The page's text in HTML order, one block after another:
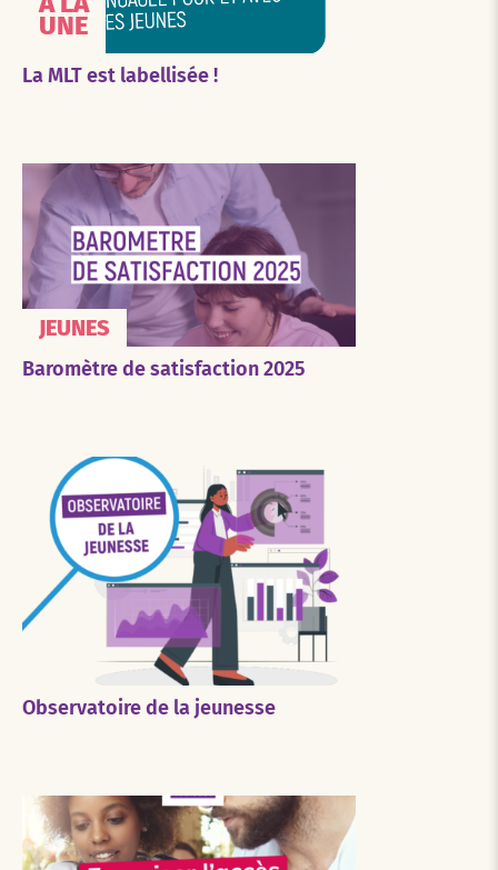
UNE
La MLT est labellisée !
JEUNES
Baromètre de satisfaction 2025
Observatoire de la jeunesse